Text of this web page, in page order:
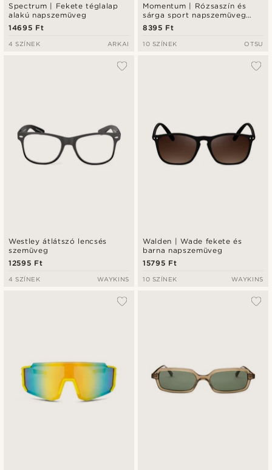
Spectrum | Fekete téglalap
alakú napszemüveg
14695 Ft
4 SZÍNEK ARKAI
Momentum | Rózsaszín és
sárga sport napszemüveg
körbefutó kialakítással
8395 Ft
10 SZÍNEK OTSU
Westley átlátszó lencsés
szemüveg
12595 Ft
4 SZÍNEK WAYKINS
Walden | Wade fekete és
barna napszemüveg
15795 Ft
10 SZÍNEK WAYKINS